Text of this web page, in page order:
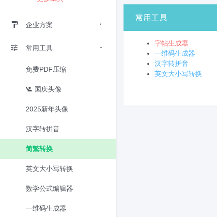
企业方案
常用工具
免费PDF压缩
国庆头像
2025新年头像
汉字转拼音
简繁转换
英文大小写转换
数学公式编辑器
一维码生成器
常用工具
字帖生成器
一维码生成器
汉字转拼音
英文大小写转换